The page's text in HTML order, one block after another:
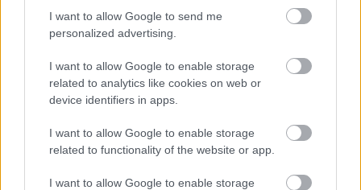
I want to allow Google to send me
personalized advertising.
I want to allow Google to enable storage
related to analytics like cookies on web or
device identifiers in apps.
I want to allow Google to enable storage
related to functionality of the website or app.
I want to allow Google to enable storage
Pálinkakúra. Hajdu Szabolcs:
Kálmán-nap (filmkritika)